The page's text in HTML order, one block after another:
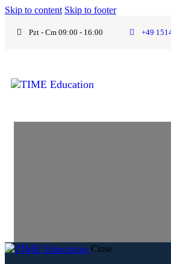
Skip to content Skip to footer
Pzt - Cm 09:00 - 16:00 +49
Close